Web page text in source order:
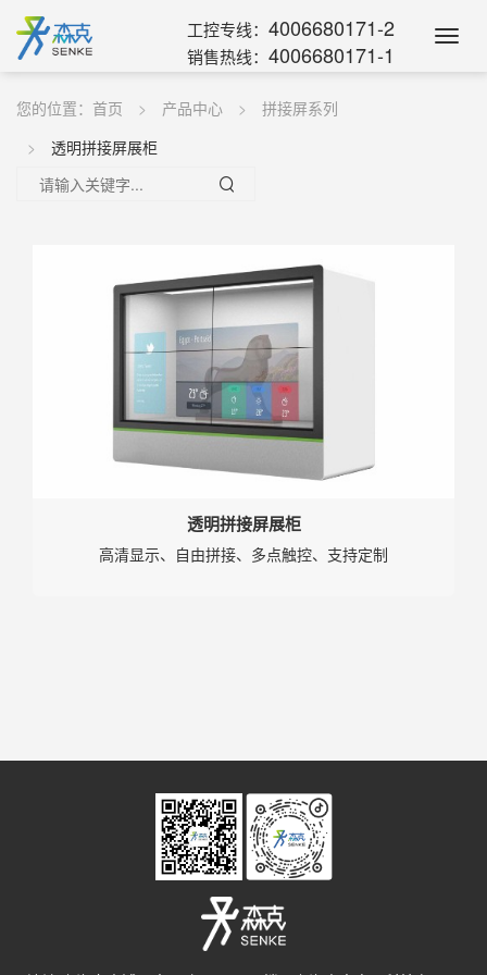
工控专线： 4006680171-2
销售热线： 4006680171-1
您的位置： 首页 产品中心
拼接屏系列
透明拼接屏展柜
透明拼接屏展柜
高清显示、自由拼接、多点触控、支持定制